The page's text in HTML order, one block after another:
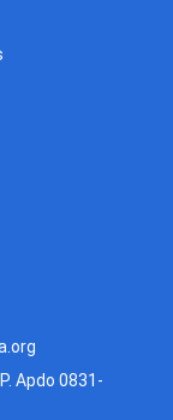
Apdo 0831-